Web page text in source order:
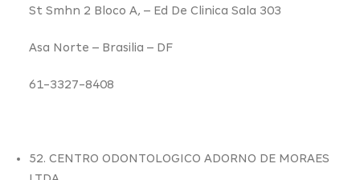
St Smhn 2 Bloco A, – Ed De Clinica Sala 303
Asa Norte – Brasilia – DF
61-3327-8408
52. CENTRO ODONTOLOGICO ADORNO DE MORAES